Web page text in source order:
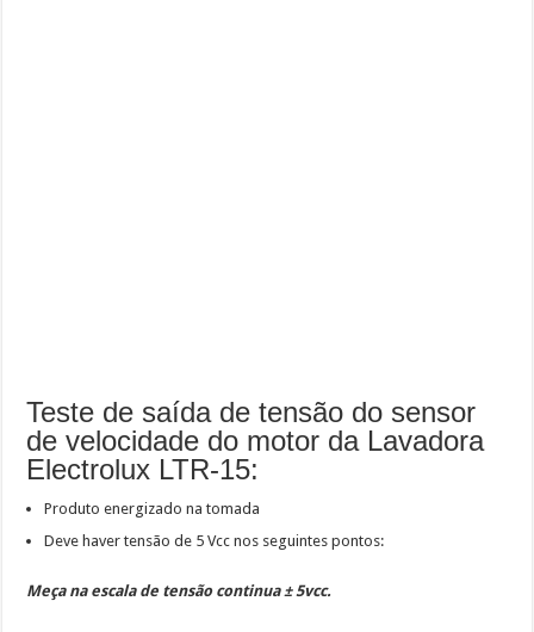
Teste de saída de tensão do sensor
de velocidade do motor da Lavadora
Electrolux LTR-15:
Produto energizado na tomada
Deve haver tensão de 5 Vcc nos seguintes pontos:
Meça na escala de tensão continua ± 5vcc.